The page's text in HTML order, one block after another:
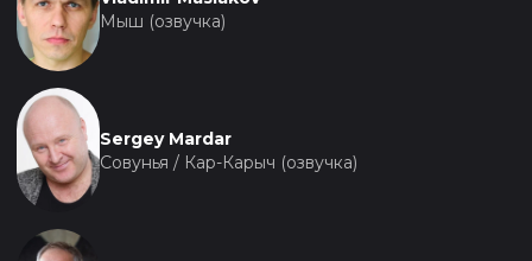
Мыш (озвучка)
Sergey Mardar
Совунья / Кар-Карыч (озвучка)